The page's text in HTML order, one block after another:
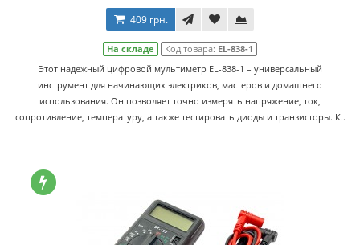
409 грн.
На складе Код товара: EL-838-1
Этот надежный цифровой мультиметр EL-838-1 – универсальный
инструмент для начинающих электриков, мастеров и домашнего
использования. Он позволяет точно измерять напряжение, ток,
сопротивление, температуру, а также тестировать диоды и транзисторы. К..